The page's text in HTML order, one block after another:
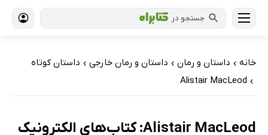
جستجو در
خانه › داستان و رمان › داستان و رمان خارجی › داستان کوتاه
›
Alistair MacLeod
Alistair MacLeod: کتاب‌های الکترونیک